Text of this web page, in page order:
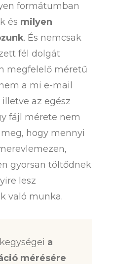
formátumban
és milyen
. És nemcsak
fél dolgát
megfelelő méretű
a mi e-mail
az egész
fájl mérete nem
hogy mennyi
gyorsan töltődnek
lesz
való munka.
a
mérésére